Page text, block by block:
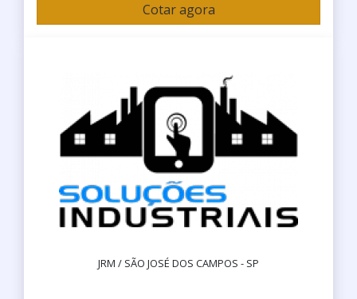
Cotar agora
JRM / SÃO JOSÉ DOS CAMPOS - SP